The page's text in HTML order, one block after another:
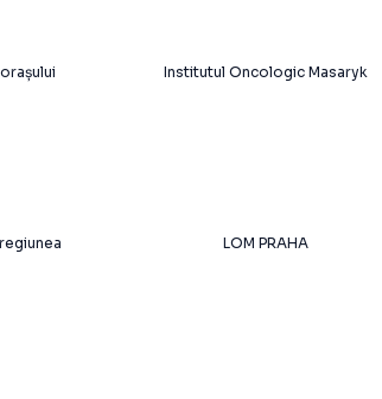
Institutul Oncologic Masaryk
LOM PRAHA